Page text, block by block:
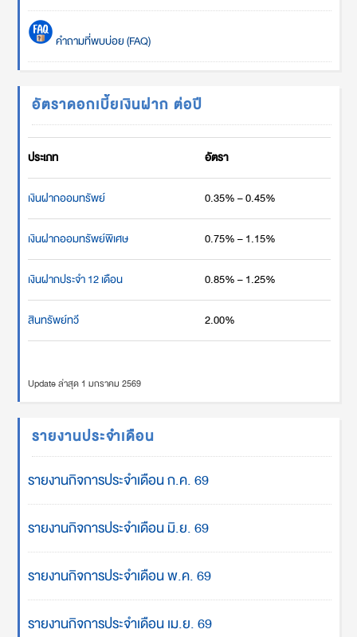
คำถามที่พบบ่อย (FAQ)
อัตราดอกเบี้ยเงินฝาก ต่อปี
ประเภท อัตรา
เงินฝากออมทรัพย์ 0.35% – 0.45%
เงินฝากออมทรัพย์พิเศษ 0.75% – 1.15%
เงินฝากประจำ 12 เดือน 0.85% – 1.25%
สินทรัพย์ทวี 2.00%
Update ล่าสุด 1 มกราคม 2569
รายงานประจำเดือน
รายงานกิจการประจำเดือน ก.ค. 69
รายงานกิจการประจำเดือน มิ.ย. 69
รายงานกิจการประจำเดือน พ.ค. 69
รายงานกิจการประจำเดือน เม.ย. 69